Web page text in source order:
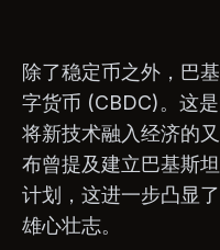
除了稳定币之外，巴
字货币 (CBDC)。这
将新技术融入经济的
布曾提及建立巴基斯
计划，这进一步凸显
雄心壮志。